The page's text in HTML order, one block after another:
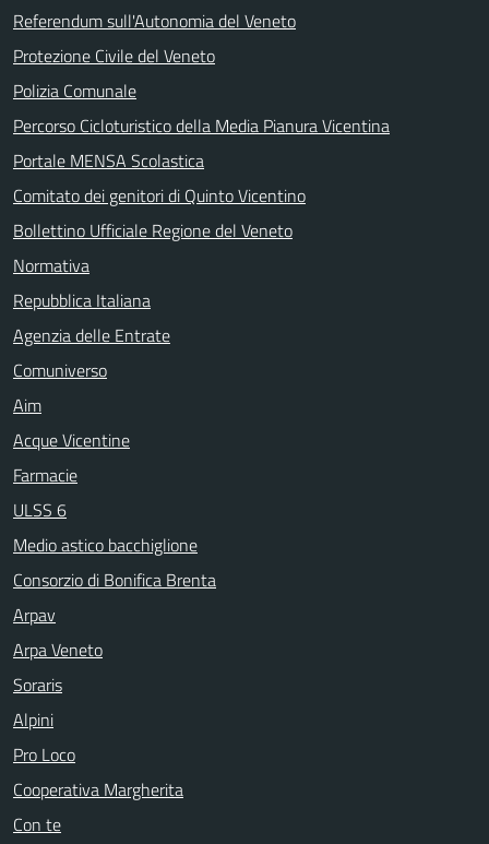
Referendum sull'Autonomia del Veneto
Protezione Civile del Veneto
Polizia Comunale
Percorso Cicloturistico della Media Pianura Vicentina
Portale MENSA Scolastica
Comitato dei genitori di Quinto Vicentino
Bollettino Ufficiale Regione del Veneto
Normativa
Repubblica Italiana
Agenzia delle Entrate
Comuniverso
Aim
Acque Vicentine
Farmacie
ULSS 6
Medio astico bacchiglione
Consorzio di Bonifica Brenta
Arpav
Arpa Veneto
Soraris
Alpini
Pro Loco
Cooperativa Margherita
Con te